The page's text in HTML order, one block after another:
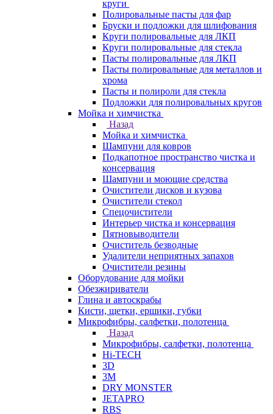
круги
Полировальные пасты для фар
Бруски и подложки для шлифования
Круги полировальные для ЛКП
Круги полировальные для стекла
Пасты полировальные для ЛКП
Пасты полировальные для металлов и
хрома
Пасты и полироли для стекла
Подложки для полировальных кругов
Мойка и химчистка
Назад
Мойка и химчистка
Шампуни для ковров
Подкапотное пространство чистка и
консервация
Шампуни и моющие средства
Очистители дисков и кузова
Очистители стекол
Спецочистители
Интерьер чистка и консервация
Пятновыводители
Очиститель безводные
Удалители неприятных запахов
Очистители резины
Оборудование для мойки
Обезжириватели
Глина и автоскрабы
Кисти, щетки, ершики, губки
Микрофибры, салфетки, полотенца
Назад
Микрофибры, салфетки, полотенца
Hi-TECH
3D
3М
DRY MONSTER
JETAPRO
RBS